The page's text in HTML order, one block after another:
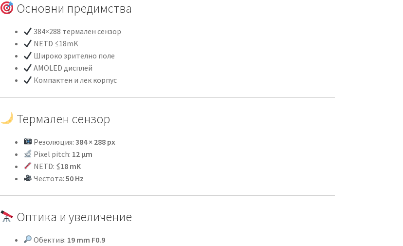
Основни предимства
384×288 термален сензор
NETD ≤18mK
Широко зрително поле
AMOLED дисплей
Компактен и лек корпус
Термален сензор
Резолюция: 384 × 288 px
Pixel pitch: 12 μm
NETD: ≤18 mK
Честота: 50 Hz
Оптика и увеличение
Обектив: 19 mm F0.9